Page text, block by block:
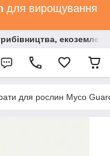
для вирощування
для рослин Myco